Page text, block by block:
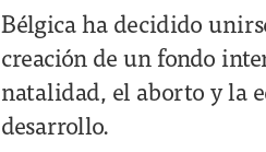
Bélgica ha decidido
creación de un fondo
natalidad, el aborto y la
desarrollo.